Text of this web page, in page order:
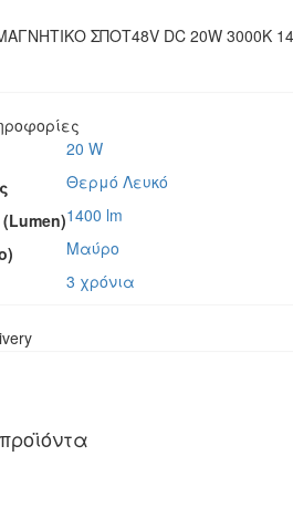
ΣΠΟΤ48V DC 20W 3000K
20 W
Θερμό Λευκό
1400 lm
Μαύρο
3 χρόνια